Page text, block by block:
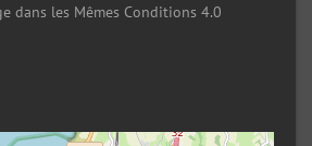
dans les Mêmes Conditions 4.0